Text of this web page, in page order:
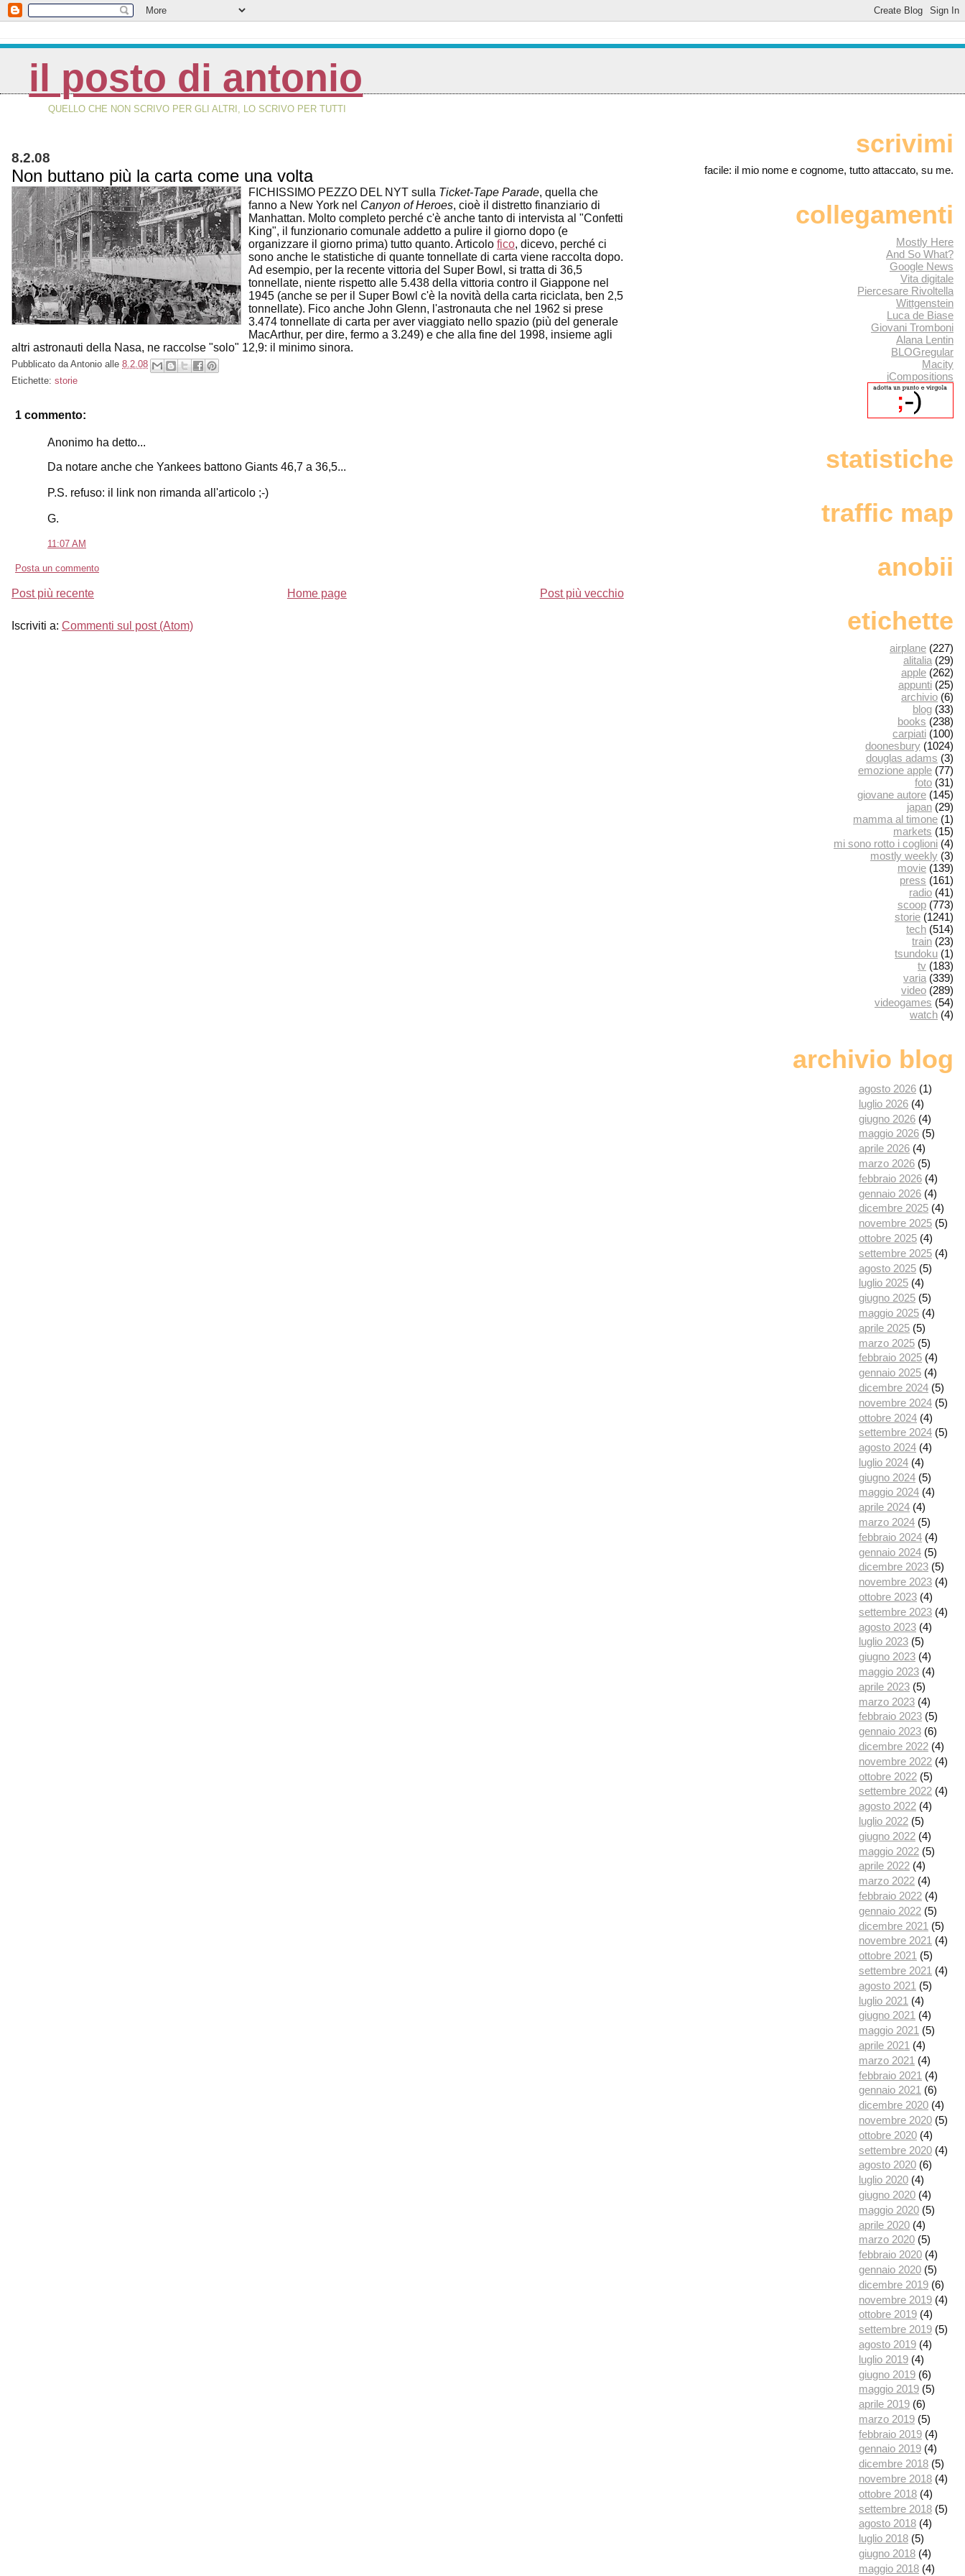
il posto di antonio
QUELLO CHE NON SCRIVO PER GLI ALTRI, LO SCRIVO PER TUTTI
8.2.08
Non buttano più la carta come una volta
FICHISSIMO PEZZO DEL NYT sulla Ticket-Tape Parade, quella che
fanno a New York nel Canyon of Heroes, cioè il distretto finanziario di
Manhattan. Molto completo perché c'è anche tanto di intervista al "Confetti
King", il funzionario comunale addetto a pulire il giorno dopo (e
organizzare il giorno prima) tutto quanto. Articolo fico, dicevo, perché ci
sono anche le statistiche di quante tonnellate di carta viene raccolta dopo.
Ad esempio, per la recente vittoria del Super Bowl, si tratta di 36,5
tonnellate, niente rispetto alle 5.438 della vittoria contro il Giappone nel
1945 (anche se per il Super Bowl c'è la novità della carta riciclata, ben 2,5
tonnellate). Fico anche John Glenn, l'astronauta che nel 1962 si prese
3.474 tonnellate di carta per aver viaggiato nello spazio (più del generale
MacArthur, per dire, fermo a 3.249) e che alla fine del 1998, insieme agli
altri astronauti della Nasa, ne raccolse "solo" 12,9: il minimo sinora.
Pubblicato da Antonio alle 8.2.08
Etichette: storie
1 commento:
Anonimo ha detto...
Da notare anche che Yankees battono Giants 46,7 a 36,5...
P.S. refuso: il link non rimanda all'articolo ;-)
G.
11:07 AM
Posta un commento
Post più recente Post più vecchio
Home page
Iscriviti a: Commenti sul post (Atom)
scrivimi
facile: il mio nome e cognome, tutto attaccato, su me.
collegamenti
Mostly Here
And So What?
Google News
Vita digitale
Piercesare Rivoltella
Wittgenstein
Luca de Biase
Giovani Tromboni
Alana Lentin
BLOGregular
Macity
iCompositions
statistiche
traffic map
anobii
etichette
airplane (227)
alitalia (29)
apple (262)
appunti (25)
archivio (6)
blog (33)
books (238)
carpiati (100)
doonesbury (1024)
douglas adams (3)
emozione apple (77)
foto (31)
giovane autore (145)
japan (29)
mamma al timone (1)
markets (15)
mi sono rotto i coglioni (4)
mostly weekly (3)
movie (139)
press (161)
radio (41)
scoop (773)
storie (1241)
tech (514)
train (23)
tsundoku (1)
tv (183)
varia (339)
video (289)
videogames (54)
watch (4)
archivio blog
agosto 2026 (1)
luglio 2026 (4)
giugno 2026 (4)
maggio 2026 (5)
aprile 2026 (4)
marzo 2026 (5)
febbraio 2026 (4)
gennaio 2026 (4)
dicembre 2025 (4)
novembre 2025 (5)
ottobre 2025 (4)
settembre 2025 (4)
agosto 2025 (5)
luglio 2025 (4)
giugno 2025 (5)
maggio 2025 (4)
aprile 2025 (5)
marzo 2025 (5)
febbraio 2025 (4)
gennaio 2025 (4)
dicembre 2024 (5)
novembre 2024 (5)
ottobre 2024 (4)
settembre 2024 (5)
agosto 2024 (4)
luglio 2024 (4)
giugno 2024 (5)
maggio 2024 (4)
aprile 2024 (4)
marzo 2024 (5)
febbraio 2024 (4)
gennaio 2024 (5)
dicembre 2023 (5)
novembre 2023 (4)
ottobre 2023 (4)
settembre 2023 (4)
agosto 2023 (4)
luglio 2023 (5)
giugno 2023 (4)
maggio 2023 (4)
aprile 2023 (5)
marzo 2023 (4)
febbraio 2023 (5)
gennaio 2023 (6)
dicembre 2022 (4)
novembre 2022 (4)
ottobre 2022 (5)
settembre 2022 (4)
agosto 2022 (4)
luglio 2022 (5)
giugno 2022 (4)
maggio 2022 (5)
aprile 2022 (4)
marzo 2022 (4)
febbraio 2022 (4)
gennaio 2022 (5)
dicembre 2021 (5)
novembre 2021 (4)
ottobre 2021 (5)
settembre 2021 (4)
agosto 2021 (5)
luglio 2021 (4)
giugno 2021 (4)
maggio 2021 (5)
aprile 2021 (4)
marzo 2021 (4)
febbraio 2021 (4)
gennaio 2021 (6)
dicembre 2020 (4)
novembre 2020 (5)
ottobre 2020 (4)
settembre 2020 (4)
agosto 2020 (6)
luglio 2020 (4)
giugno 2020 (4)
maggio 2020 (5)
aprile 2020 (4)
marzo 2020 (5)
febbraio 2020 (4)
gennaio 2020 (5)
dicembre 2019 (6)
novembre 2019 (4)
ottobre 2019 (4)
settembre 2019 (5)
agosto 2019 (4)
luglio 2019 (4)
giugno 2019 (6)
maggio 2019 (5)
aprile 2019 (6)
marzo 2019 (5)
febbraio 2019 (4)
gennaio 2019 (4)
dicembre 2018 (5)
novembre 2018 (4)
ottobre 2018 (4)
settembre 2018 (5)
agosto 2018 (4)
luglio 2018 (5)
giugno 2018 (4)
maggio 2018 (4)